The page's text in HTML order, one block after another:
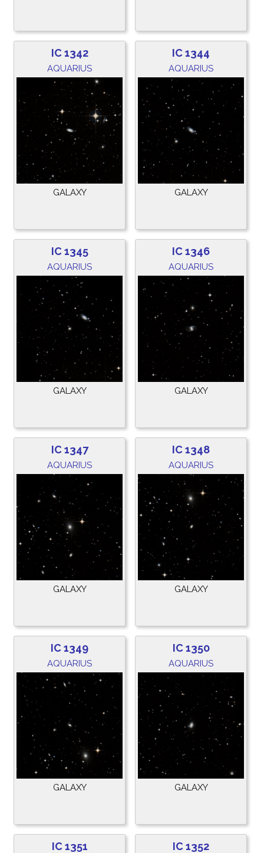
IC 1342
AQUARIUS
GALAXY
IC 1344
AQUARIUS
GALAXY
IC 1345
AQUARIUS
GALAXY
IC 1346
AQUARIUS
GALAXY
IC 1347
AQUARIUS
GALAXY
IC 1348
AQUARIUS
GALAXY
IC 1349
AQUARIUS
GALAXY
IC 1350
AQUARIUS
GALAXY
IC 1351 IC 1352